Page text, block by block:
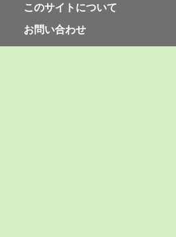
このサイトについて
お問い合わせ